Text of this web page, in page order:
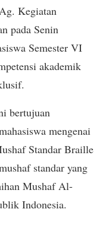
Kegiatan
pada Senin
Semester VI
akademik
bertujuan
mengenai
Standar Braille
standar yang
Mushaf Al-
Indonesia.